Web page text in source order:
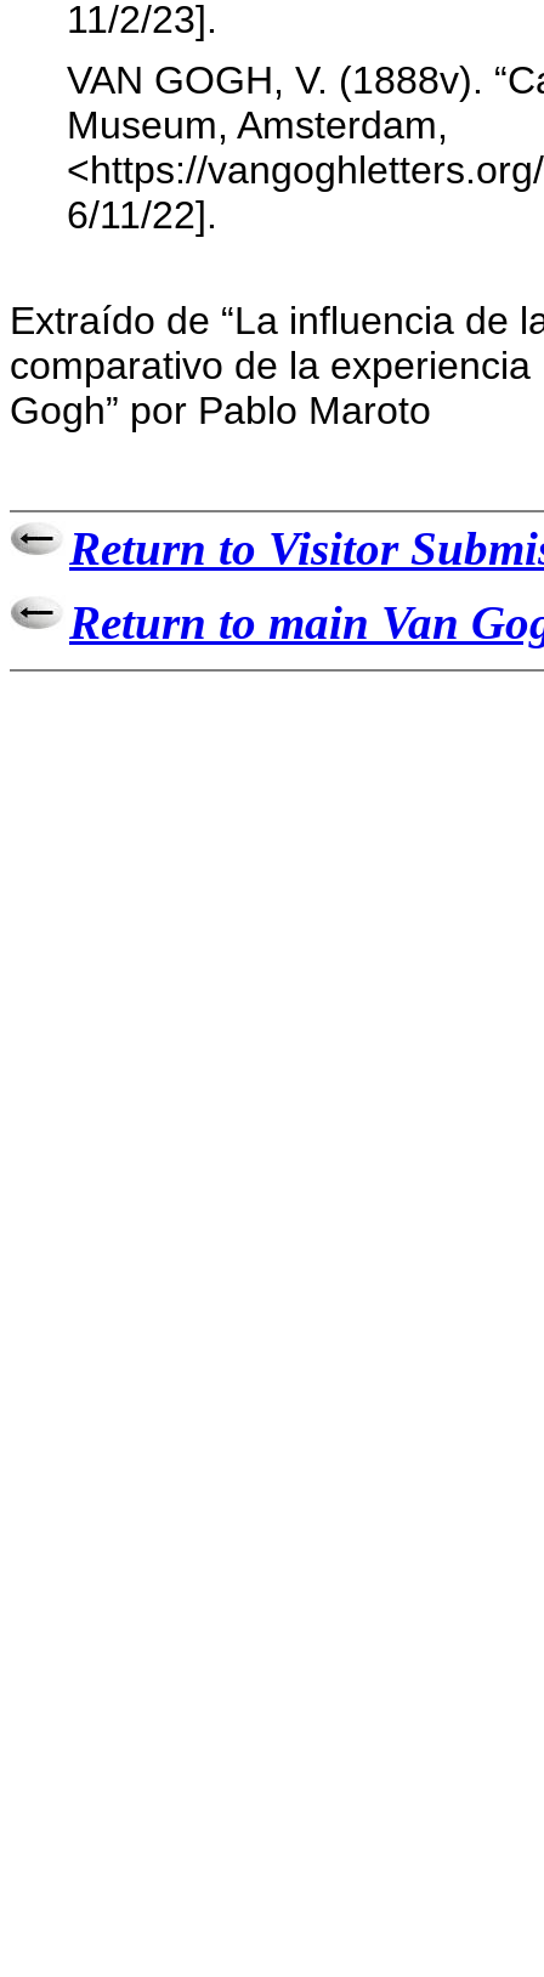
11/2/23].
VAN GOGH, V. (1888v).
Museum, Amsterdam,
<https://
6/11/22].
Extraído de “La influencia de
comparativo de la
Gogh” por Pablo Maroto
Return to Visitor
Return to main Van